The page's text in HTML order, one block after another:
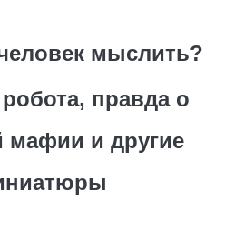
мыслить?
правда о
мафии и другие